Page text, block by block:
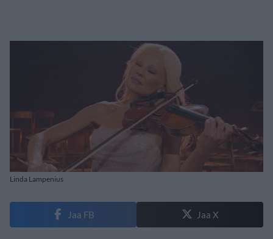
Linda Lampenius
Jaa FB Jaa X